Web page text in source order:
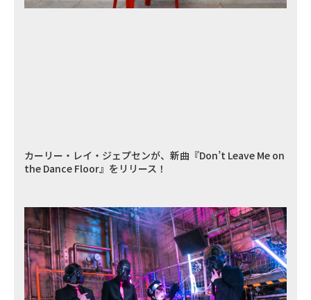
カーリー・レイ・ジェプセンが、新曲『Don’t Leave Me on
the Dance Floor』をリリース！